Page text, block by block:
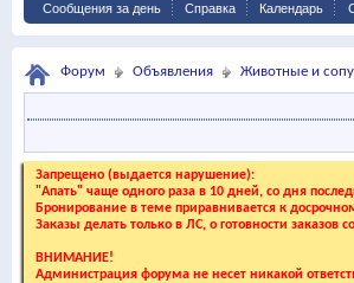
Сообщения за день Справка Календарь
Форум Объявления Животные и
Запрещено (выдается нарушение):
"Апать" чаще одного раза в 10 дней, со дня
Бронирование в теме приравнивается к
Заказы делать только в ЛС, о готовности
ВНИМАНИЕ!
Администрация форума не несет никакой